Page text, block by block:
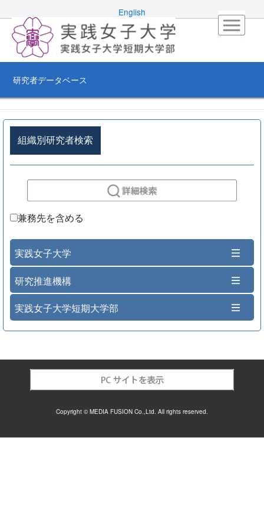
English
研究者データベース
組織別研究者検索
兼務先を含める
実践女子大学
研究推進機構
実践女子大学短期大学部
Copyright © MEDIA FUSION Co.,Ltd. All rights reserved.